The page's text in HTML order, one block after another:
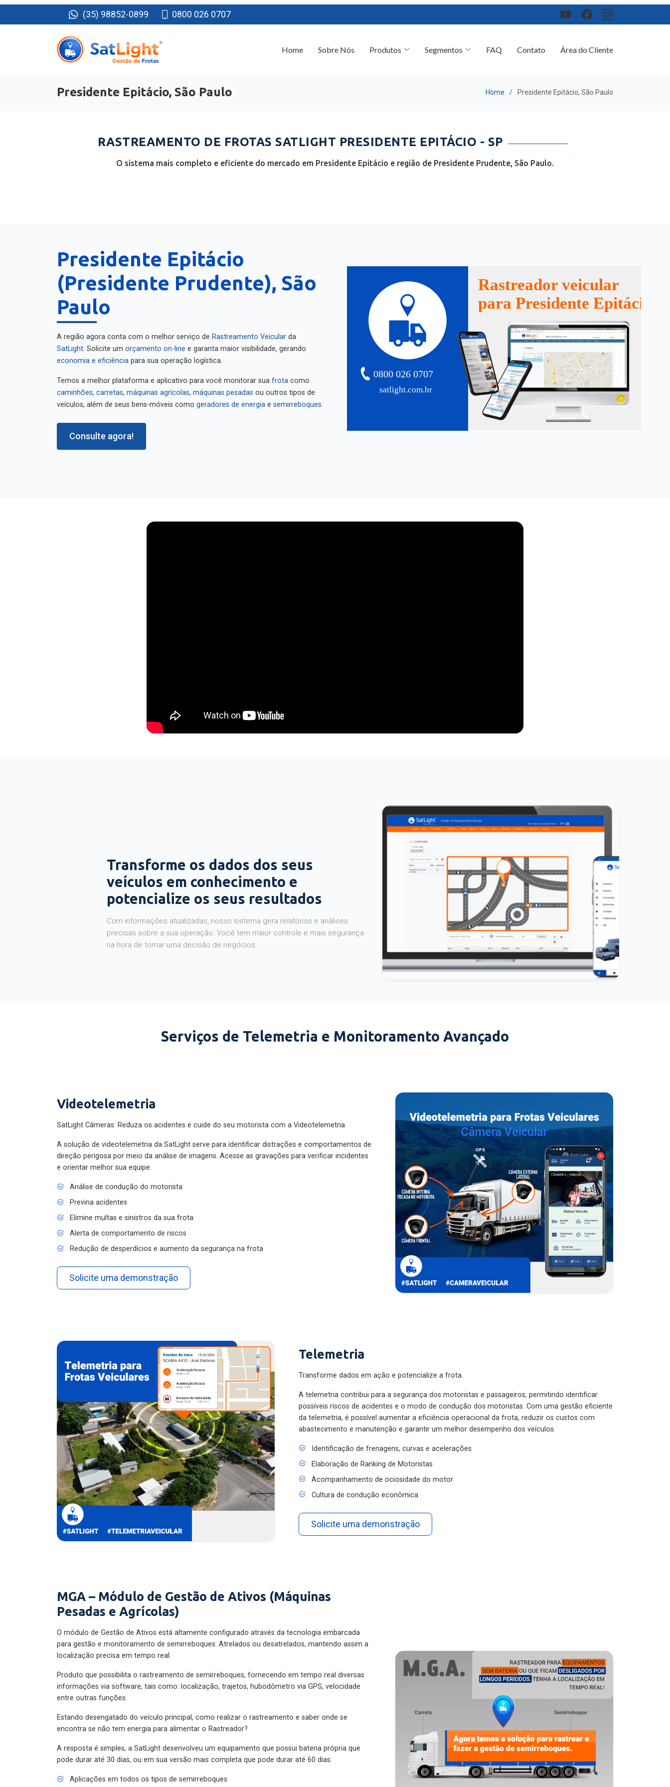
(35) 98852-0899 0800 026 0707
Área do Cliente
Presidente Epitácio, São Paulo Home Presidente Epitácio, São Paulo
RASTREAMENTO DE FROTAS SATLIGHT PRESIDENTE EPITÁCIO - SP
O sistema mais completo e eficiente do mercado em Presidente Epitácio e região de Presidente Prudente, São Paulo.
Presidente Epitácio
(Presidente Prudente), São
Paulo
A região agora conta com o melhor serviço de Rastreamento Veicular da
SatLight . Solicite um orçamento on-line e garanta maior visibilidade, gerando
economia e eficiência para sua operação logística.
Temos a melhor plataforma e aplicativo para você monitorar sua frota como
caminhões carretas máquinas agrícolas máquinas pesadas ou outros tipos de
veículos, além de seus bens-móveis como geradores de energia e semirreboques
Consulte agora!
satlight.com.br
0800 026 0707
Rastreador veicular
para Presidente Epitácio
Transforme os dados dos seus
veículos em conhecimento e
potencialize os seus resultados
Com informações atualizadas, nosso sistema gera relatórios e análises
precisas sobre a sua operação. Você tem maior controle e mais segurança
na hora de tomar uma decisão de negócios.
Serviços de Telemetria e Monitoramento Avançado
Videotelemetria
SatLight Câmeras: Reduza os acidentes e cuide do seu motorista com a Videotelemetria.
A solução de videotelemetria da SatLight serve para identificar distrações e comportamentos de
direção perigosa por meio da análise de imagens. Acesse as gravações para verificar incidentes
e orientar melhor sua equipe.
Análise de condução do motorista
Previna acidentes
Elimine multas e sinistros da sua frota
Alerta de comportamento de riscos
Redução de desperdícios e aumento da segurança na frota
Solicite uma demonstração
Telemetria
Transforme dados em ação e potencialize a frota.
A telemetria contribui para a segurança dos motoristas e passageiros, permitindo identificar
possíveis riscos de acidentes e o modo de condução dos motoristas. Com uma gestão eficiente
da telemetria, é possível aumentar a eficiência operacional da frota, reduzir os custos com
abastecimento e manutenção e garantir um melhor desempenho dos veículos.
Identificação de frenagens, curvas e acelerações
Elaboração de Ranking de Motoristas
Acompanhamento de ociosidade do motor
Cultura de condução econômica
Solicite uma demonstração
MGA – Módulo de Gestão de Ativos (Máquinas
Pesadas e Agrícolas)
O módulo de Gestão de Ativos está altamente configurado através da tecnologia embarcada
para gestão e monitoramento de semirreboques: Atrelados ou desatrelados, mantendo assim a
localização precisa em tempo real.
Produto que possibilita o rastreamento de semirreboques, fornecendo em tempo real diversas
informações via software, tais como: localização, trajetos, hubodômetro via GPS, velocidade
entre outras funções.
Estando desengatado do veículo principal, como realizar o rastreamento e saber onde se
encontra se não tem energia para alimentar o Rastreador?
A resposta é simples, a SatLight desenvolveu um equipamento que possui bateria própria que
pode durar até 30 dias, ou em sua versão mais completa que pode durar até 60 dias.
Aplicações em todos os tipos de semirreboques